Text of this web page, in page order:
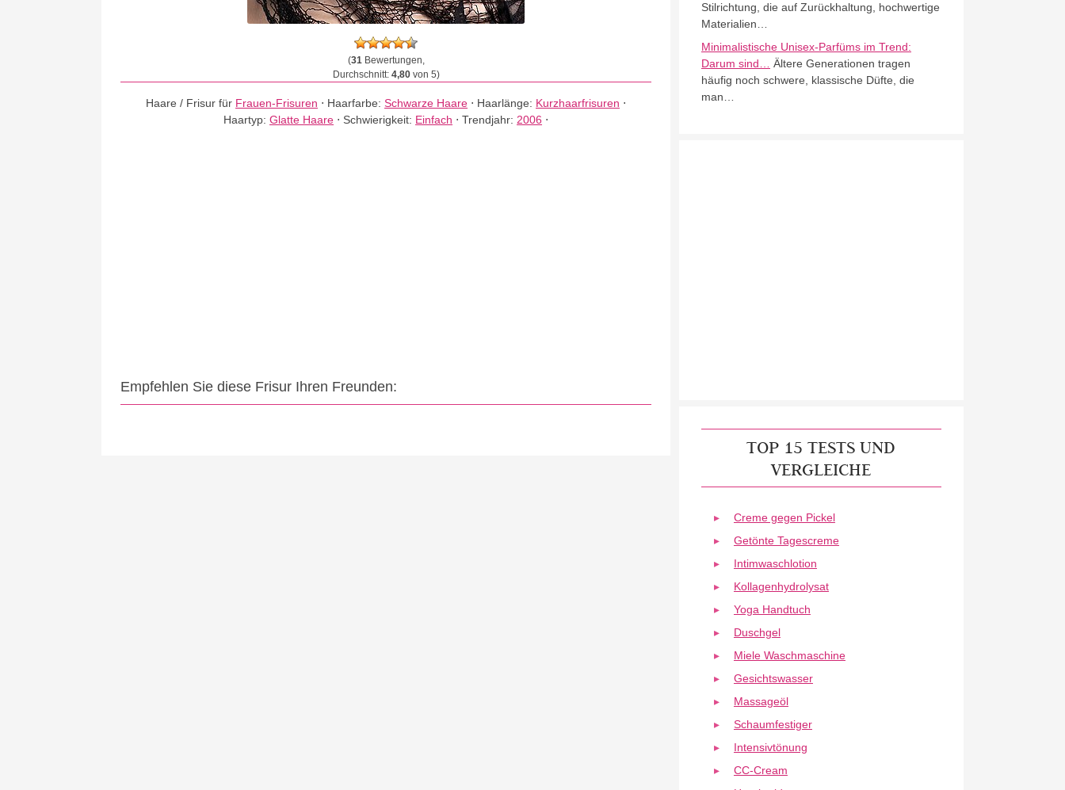
(31Bewertungen,
Durchschnitt: 4,80von 5)
Haare / Frisur für Frauen-Frisuren ⋅ Haarfarbe:Schwarze Haare ⋅ Haarlänge: Kurzhaarfrisuren ⋅
Haartyp:Glatte Haare ⋅ Schwierigkeit: Einfach ⋅Trendjahr: 2006 ⋅
Empfehlen Sie diese Frisur Ihren Freunden:
Stilrichtung, die auf Zurückhaltung, hochwertige
Materialien…
Minimalistische Unisex-Parfüms im Trend:
Darum sind…
Ältere Generationen tragen
häufig noch schwere, klassische Düfte, die
man…
TOP 15 TESTS UND
VERGLEICHE
Creme gegen Pickel
Getönte Tagescreme
Intimwaschlotion
Kollagenhydrolysat
Yoga Handtuch
Duschgel
Miele Waschmaschine
Gesichtswasser
Massageöl
Schaumfestiger
Intensivtönung
CC-Cream